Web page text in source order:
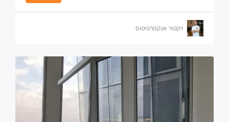
ויקטור אנקסרטיטוס